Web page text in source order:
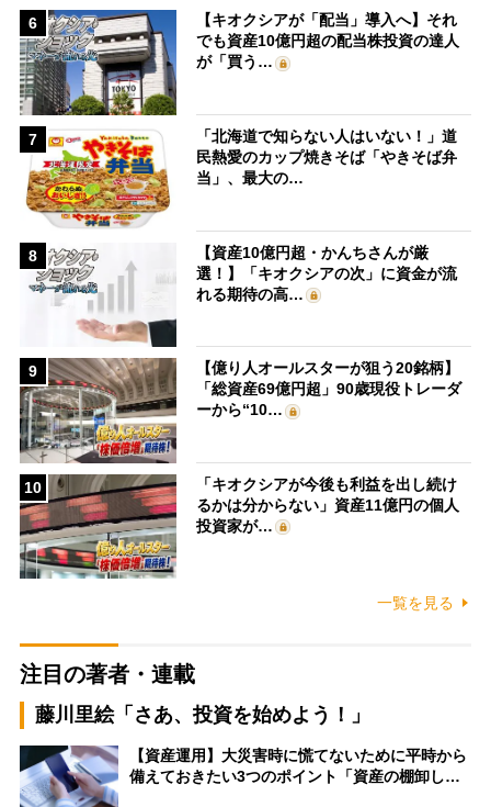
6
【キオクシアが「配当」導入へ】それ
でも資産10億円超の配当株投資の達人
が「買う…
7
「北海道で知らない人はいない！」道
民熱愛のカップ焼きそば「やきそば弁
当」、最大の…
8
【資産10億円超・かんちさんが厳
選！】「キオクシアの次」に資金が流
れる期待の高…
9
【億り人オールスターが狙う20銘柄】
「総資産69億円超」90歳現役トレーダ
ーから“10…
10
「キオクシアが今後も利益を出し続け
るかは分からない」資産11億円の個人
投資家が…
一覧を見る
注目の著者・連載
藤川里絵「さあ、投資を始めよう！」
【資産運用】大災害時に慌てないために平時から
備えておきたい3つのポイント「資産の棚卸し…